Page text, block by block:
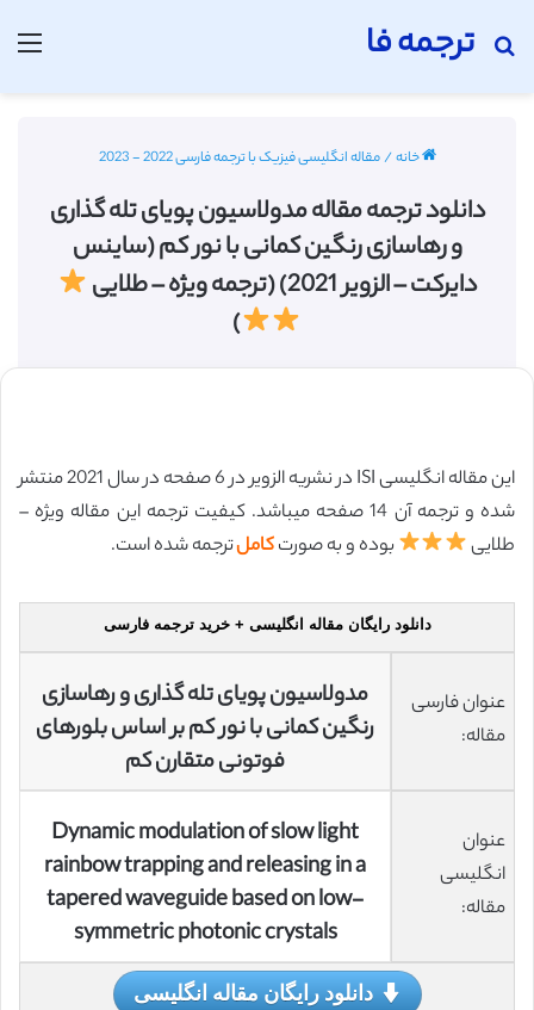
ترجمه فا
جستجو برای
خانه/مقاله انگلیسی فیزیک با ترجمه فارسی 2022 - 2023
دانلود ترجمه مقاله مدولاسیون پویای تله گذاری
و رهاسازی رنگین کمانی با نور کم (ساینس
دایرکت – الزویر 2021) (ترجمه ویژه – طلایی
)
این مقاله انگلیسی ISI در نشریه الزویر در 6 صفحه در سال 2021 منتشر
شده و ترجمه آن 14 صفحه میباشد. کیفیت ترجمه این مقاله ویژه –
طلایی
بوده و به صورتکاملترجمه شده است.
دانلود رایگان مقاله انگلیسی + خرید ترجمه فارسی
عنوان فارسی
مقاله:
مدولاسیون پویای تله گذاری و رهاسازی
رنگین کمانی با نور کم بر اساس بلورهای
فوتونی متقارن کم
عنوان
انگلیسی
مقاله:
Dynamic modulation of slow light
rainbow trapping and releasing in a
tapered waveguide based on low-
symmetric photonic crystals
دانلود رایگان مقاله انگلیسی